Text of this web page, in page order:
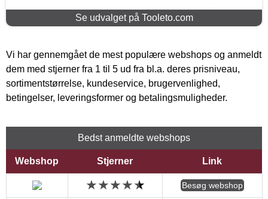
Se udvalget på Tooleto.com
Vi har gennemgået de mest populære webshops og anmeldt
dem med stjerner fra 1 til 5 ud fra bl.a. deres prisniveau,
sortimentstørrelse, kundeservice, brugervenlighed,
betingelser, leveringsformer og betalingsmuligheder.
Bedst anmeldte webshops
Webshop Stjerner Link
Besøg webshop